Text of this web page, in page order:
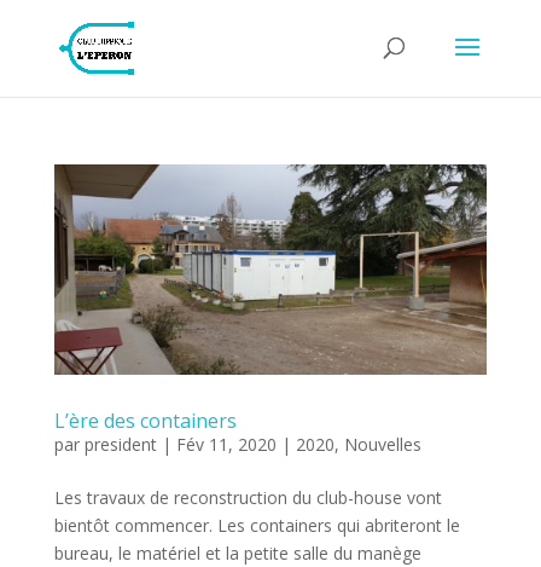
L’ère des containers
par president| Fév 11, 2020 | 2020, Nouvelles
Les travaux de reconstruction du club-house vont
bientôt commencer. Les containers qui abriteront le
bureau, le matériel et la petite salle du manège